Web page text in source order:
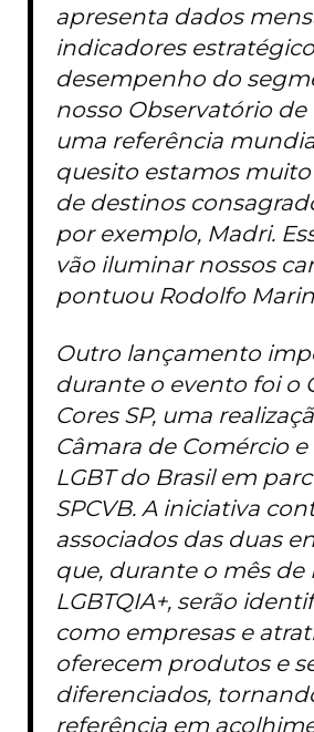
apresenta dados
indicadores
desempenho do
nosso Observatório de
uma referência
quesito estamos
de destinos
por exemplo, Madri.
vão iluminar nossos
pontuou Rodolfo
Outro lançamento
durante o evento foi o
Cores SP, uma
Câmara de Comércio
LGBT do Brasil em
SPCVB. A iniciativa
associados das duas
que, durante o mês de
LGBTQIA+, serão
como empresas e
oferecem produtos e
diferenciados,
referência em